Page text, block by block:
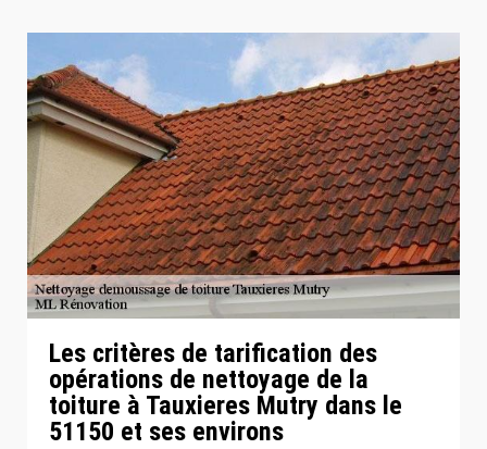
Les critères de tarification des
opérations de nettoyage de la
toiture à Tauxieres Mutry dans le
51150 et ses environs